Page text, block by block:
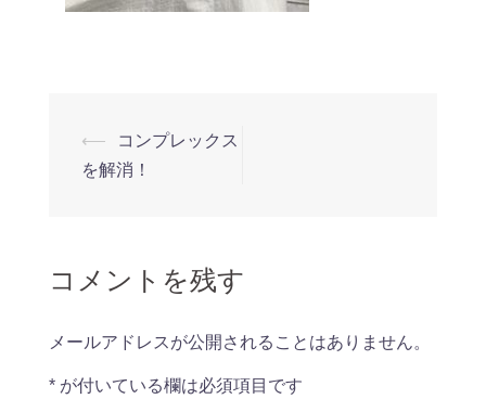
投
稿
ゲ
シ
ョ
⟵
コンプレックス
を解消！
コメントを残す
メールアドレスが公開されることはありません。
* が付いている欄は必須項目です